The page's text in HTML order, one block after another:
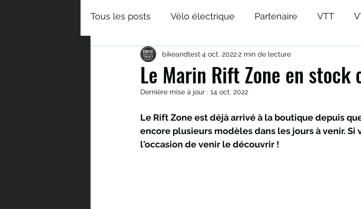
Tous les posts Vélo électrique Partenaire VTT
Moteur VTT Electrique
Le Marin Rift Zone en stock
bikeandtest 4 oct. 20222 min de lecture
Dernière mise à jour : 14 oct. 2022
Le Rift Zone est déjà arrivé à la boutique depuis
encore plusieurs modèles dans les jours à venir. Si
l'occasion de venir le découvrir !